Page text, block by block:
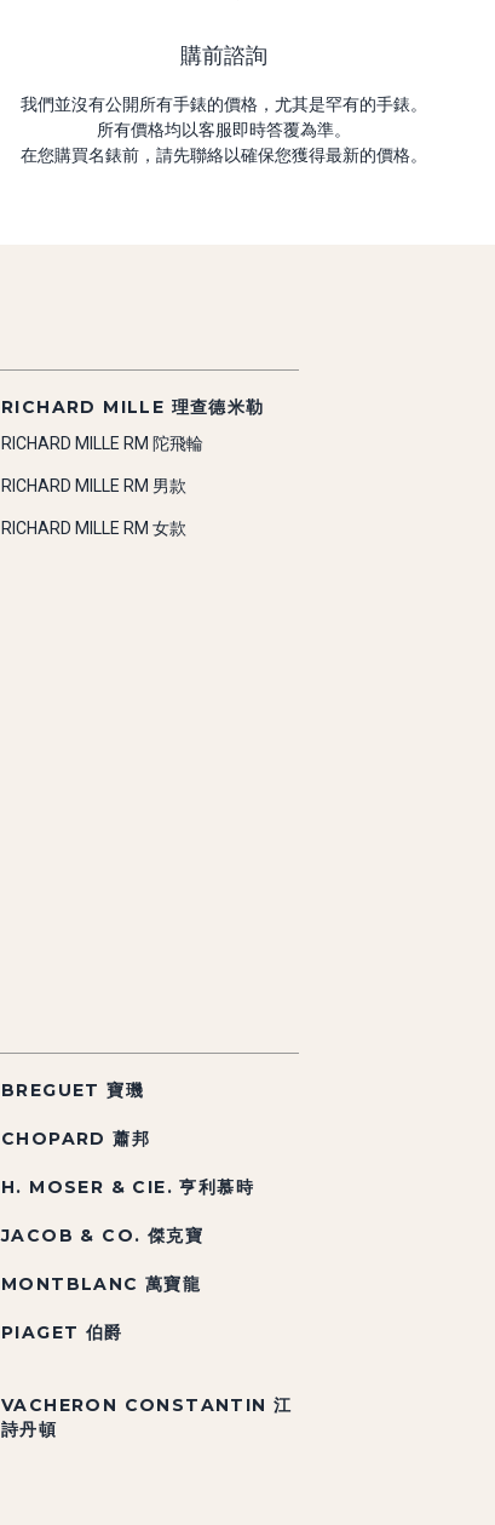
購前諮詢
我們並沒有公開所有手錶的價格，尤其是罕有的手錶。
所有價格均以客服即時答覆為準。
在您購買名錶前，請先聯絡以確保您獲得最新的價格。
RICHARD MILLE 理查德米勒
RICHARD MILLE RM 陀飛輪
RICHARD MILLE RM 男款
RICHARD MILLE RM 女款
BREGUET 寶璣
CHOPARD 蕭邦
H. MOSER & CIE. 亨利慕時
JACOB & CO. 傑克寶
MONTBLANC 萬寶龍
PIAGET 伯爵
VACHERON CONSTANTIN 江
詩丹頓